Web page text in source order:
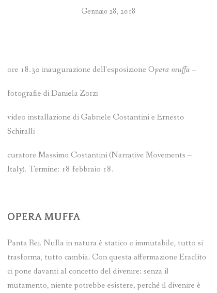
Gennaio 28, 2018
ore 18.30 inaugurazione dell’esposizione Opera muffa –
fotografie di Daniela Zorzi
video installazione di Gabriele Costantini e Ernesto
Schiralli
curatore Massimo Costantini (Narrative Movements –
Italy). Termine: 18 febbraio 18.
OPERA MUFFA
Panta Rei. Nulla in natura è statico e immutabile, tutto si
trasforma, tutto cambia. Con questa affermazione Eraclito
ci pone davanti al concetto del divenire: senza il
mutamento, niente potrebbe esistere, perché il divenire è